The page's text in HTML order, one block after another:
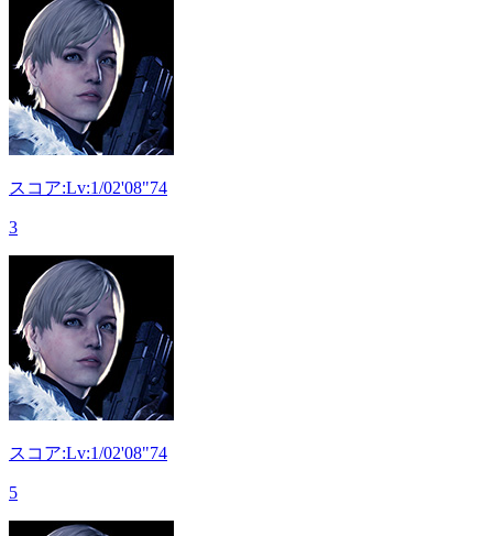
スコア:Lv:1/02'08"74
3
スコア:Lv:1/02'08"74
5